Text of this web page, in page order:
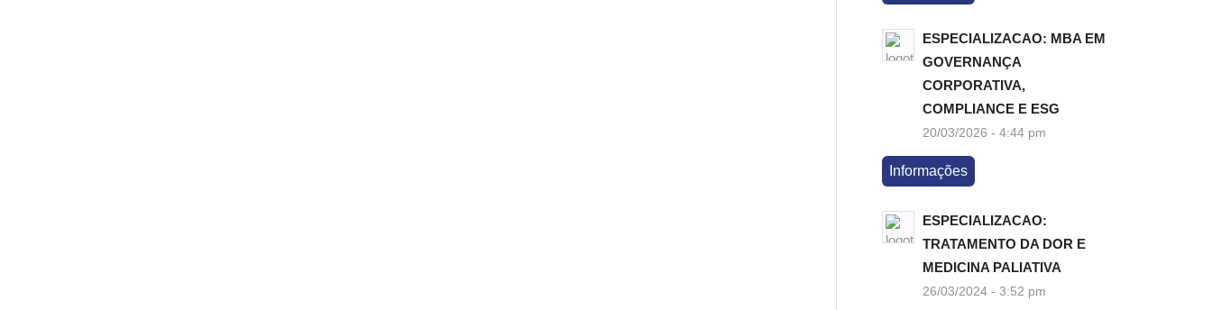
ESPECIALIZACAO: MBA EM
GOVERNANÇA
CORPORATIVA,
COMPLIANCE E ESG
20/03/2026 - 4:44 pm
Informações
ESPECIALIZACAO:
TRATAMENTO DA DOR E
MEDICINA PALIATIVA
26/03/2024 - 3:52 pm